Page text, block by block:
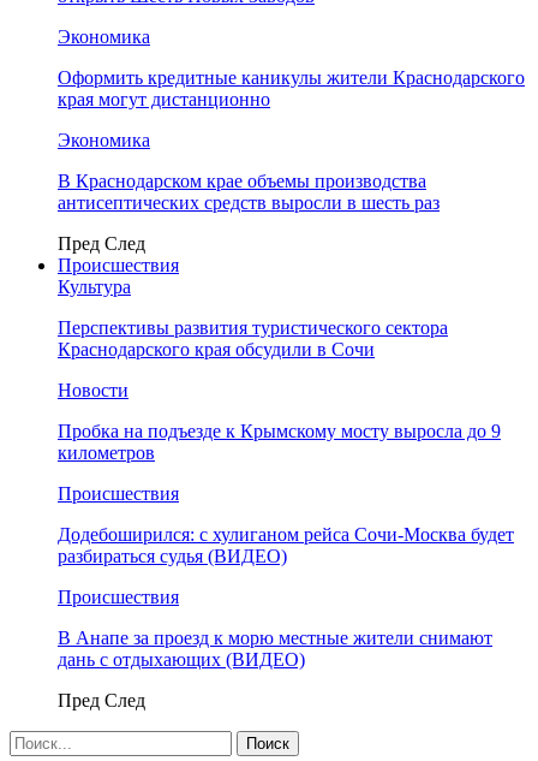
Экономика
Оформить кредитные каникулы жители Краснодарского
края могут дистанционно
Экономика
В Краснодарском крае объемы производства
антисептических средств выросли в шесть раз
Пред След
Происшествия
Культура
Перспективы развития туристического сектора
Краснодарского края обсудили в Сочи
Новости
Пробка на подъезде к Крымскому мосту выросла до 9
километров
Происшествия
Додебоширился: с хулиганом рейса Сочи-Москва будет
разбираться судья (ВИДЕО)
Происшествия
В Анапе за проезд к морю местные жители снимают
дань с отдыхающих (ВИДЕО)
Пред След